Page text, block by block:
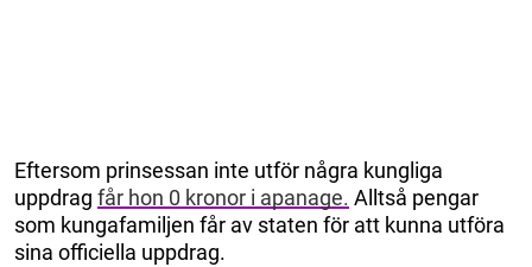
Eftersom prinsessan inte utför några kungliga
uppdrag får hon 0 kronor i apanage. Alltså pengar
som kungafamiljen får av staten för att kunna utföra
sina officiella uppdrag.